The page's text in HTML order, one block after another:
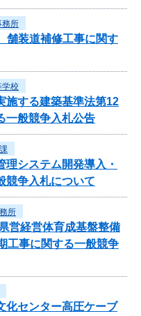
務所
装道補修工事に関す
学校
施する建築基準法第12
一般競争入札公告
システム開発導入・
競争入札について
所
営経営体育成基盤整備
事に関する一般競争
化センター高圧ケーブ